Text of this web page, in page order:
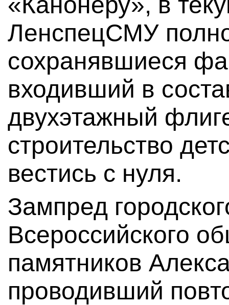
ЛенспецСМУ
сохранявшиеся
входивший в
двухэтажный
строительство
вестись с нуля.
Зампред
Всероссийского
памятников
проводивший